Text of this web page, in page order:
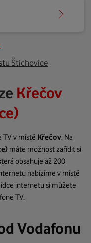
Štichovice
Křečov
TV v místě Křečov. Na
máte možnost zařídit si
obsahuje až 200
nabízíme v místě
internetu si můžete
TV.
Vodafonu